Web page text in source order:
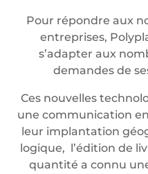
Pour répondre aux
entreprises,
s’adapter aux
demandes de
Ces nouvelles
une communication
leur implantation
logique, l’édition de
quantité a connu